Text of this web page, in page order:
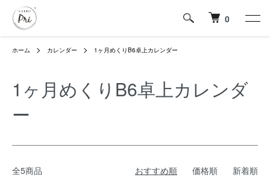
0
ホーム カレンダー 1ヶ月めくりB6卓上カレンダー
1ヶ月めくりB6卓上カレンダ
ー
全5商品 おすすめ順 価格順 新着順